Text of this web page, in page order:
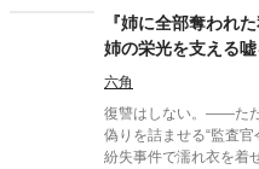
『姉に全部奪われ
姉の栄光を支える嘘
六角
復讐はしない。——た
偽りを詰ませる“監査官令嬢”の
紛失事件で濡れ衣を着